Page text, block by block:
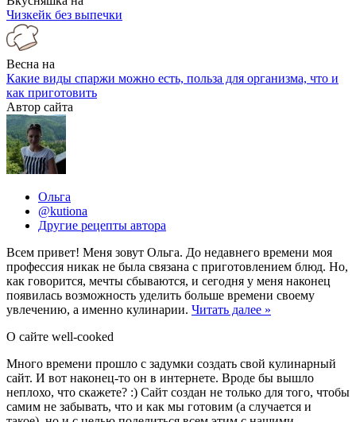
Чизкейк без выпечки
Весна на
Какие виды спаржи можно есть, польза для организма, что и
как приготовить
Автор сайта
Ольга
@kutiona
Другие рецепты автора
Всем привет! Меня зовут Ольга. До недавнего времени моя
профессия никак не была связана с приготовлением блюд. Но,
как говорится, мечты сбываются, и сегодня у меня наконец
появилась возможность уделить больше времени своему
увлечению, а именно кулинарии. Читать далее »
О сайте well-cooked
Много времени прошло с задумки создать свой кулинарный
сайт. И вот наконец-то он в интернете. Вроде бы вышло
неплохо, что скажете? :) Сайт создан не только для того, чтобы
самим не забывать, что и как мы готовим (а случается и